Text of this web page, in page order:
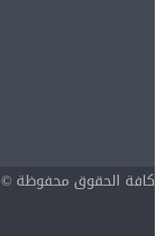
كافة الحقوق محفوظة © 2026 وطن رقمي